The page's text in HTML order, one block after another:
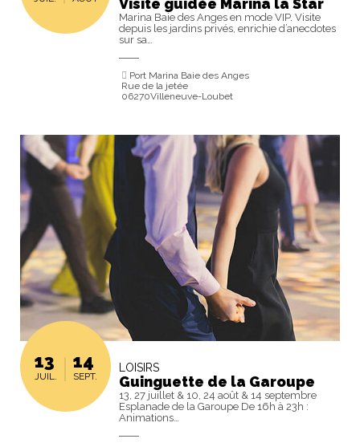
Visite guidée Marina la Star
Marina Baie des Anges en mode VIP. Visite
depuis les jardins privés, enrichie d’anecdotes
sur sa…
Port Marina Baie des Anges
Rue de la jetée
06270Villeneuve-Loubet
13
JUIL.
14
SEPT.
LOISIRS
Guinguette de la Garoupe
13, 27 juillet & 10, 24 août & 14 septembre
Esplanade de la Garoupe De 16h à 23h :
Animations…